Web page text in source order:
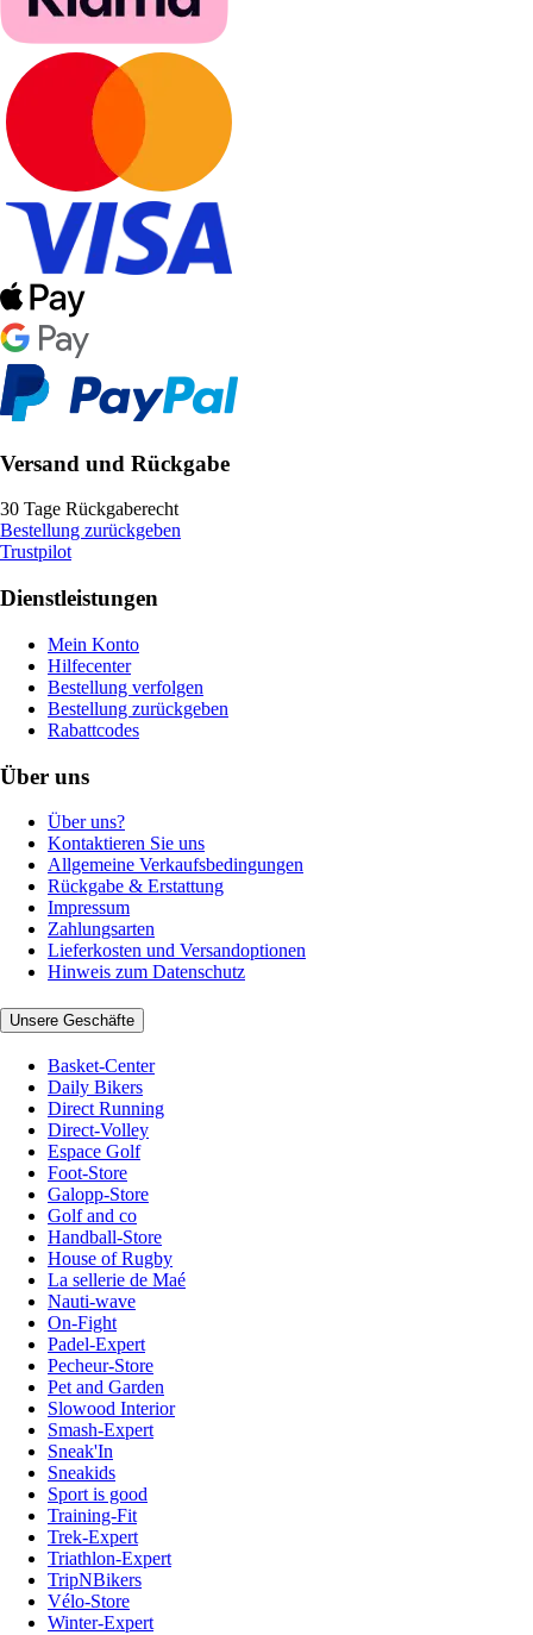
Versand und Rückgabe
30 Tage Rückgaberecht
Bestellung zurückgeben
Trustpilot
Dienstleistungen
Mein Konto
Hilfecenter
Bestellung verfolgen
Bestellung zurückgeben
Rabattcodes
Über uns
Über uns?
Kontaktieren Sie uns
Allgemeine Verkaufsbedingungen
Rückgabe & Erstattung
Impressum
Zahlungsarten
Lieferkosten und Versandoptionen
Hinweis zum Datenschutz
Unsere Geschäfte
Basket-Center
Daily Bikers
Direct Running
Direct-Volley
Espace Golf
Foot-Store
Galopp-Store
Golf and co
Handball-Store
House of Rugby
La sellerie de Maé
Nauti-wave
On-Fight
Padel-Expert
Pecheur-Store
Pet and Garden
Slowood Interior
Smash-Expert
Sneak'In
Sneakids
Sport is good
Training-Fit
Trek-Expert
Triathlon-Expert
TripNBikers
Vélo-Store
Winter-Expert